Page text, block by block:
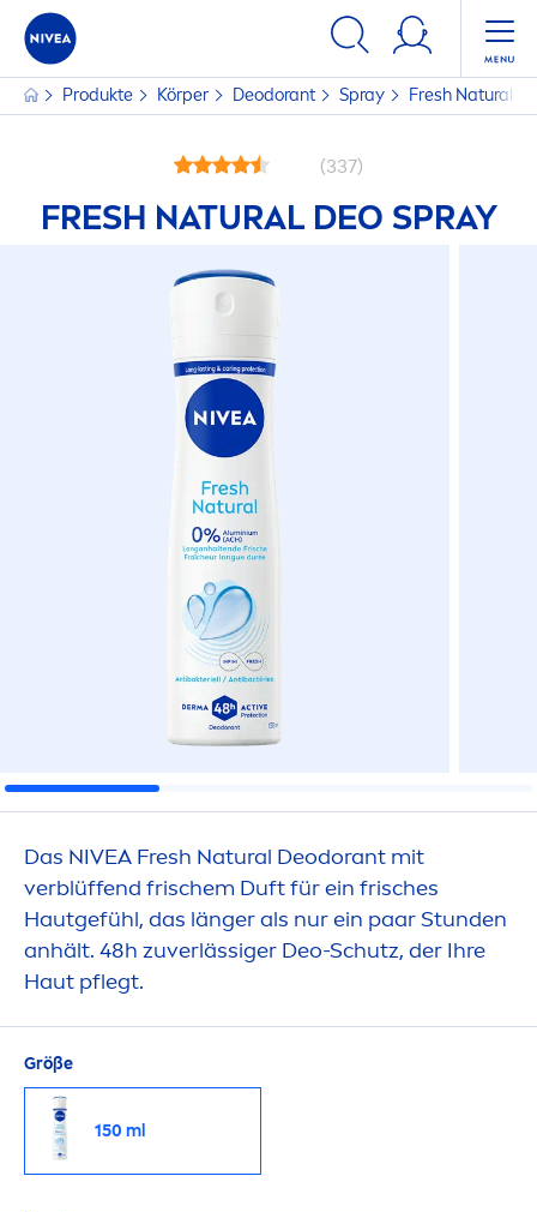
Produkte Körper Deodorant Spray Fresh Natural
(337)
FRESH NATURALDEO SPRAY
Das NIVEA Fresh Natural Deodorant mit
verblüffend frischem Duft für ein frisches
Hautgefühl, das länger als nur ein paar Stunden
anhält. 48h zuverlässiger Deo-Schutz, der Ihre
Haut pflegt.
Größe
150 ml